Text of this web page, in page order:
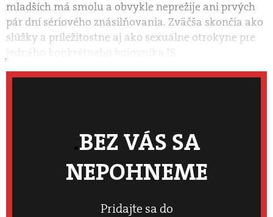
mladších má smolu a obvykle neprežije ani prvých
pár dní sériového znásilňovania. Zväčša skončia ako
slúžky a príležitostne aj ako sexuálne otrokyne pre
jedného konkrétneho bojovníka IS.
BEZ VÁS SA
NEPOHNEME
Pridajte sa do